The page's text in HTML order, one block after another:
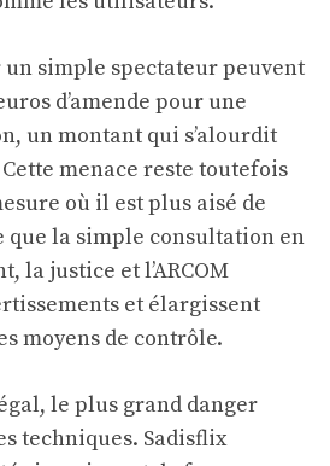
un simple spectateur peuvent
d’amende pour une
un montant qui s’alourdit
menace reste toutefois
où il est plus aisé de
que la simple consultation en
la justice et l’ARCOM
et élargissent
moyens de contrôle.
le plus grand danger
techniques. Sadisflix